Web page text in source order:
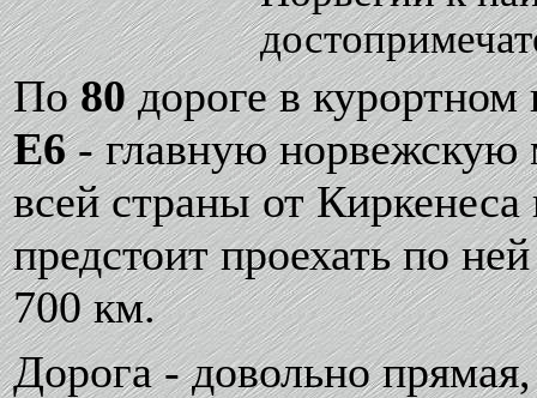
По80дороге в
Е6- главную норвежскую
всей страны от
предстоит проехать по
700 км.
Дорога - довольно